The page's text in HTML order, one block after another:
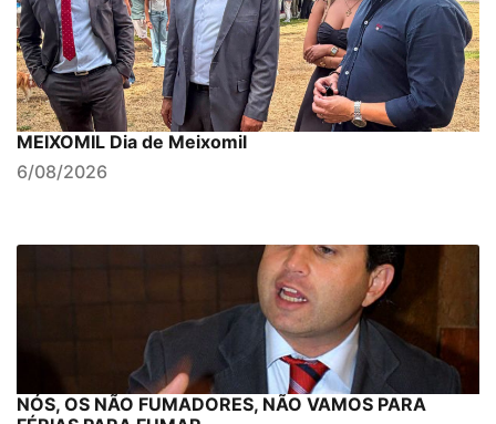
MEIXOMIL Dia de Meixomil
6/08/2026
NÓS, OS NÃO FUMADORES, NÃO VAMOS PARA